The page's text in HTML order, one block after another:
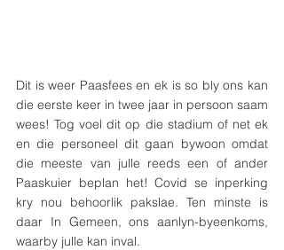
Dit is weer Paasfees en ek is so bly ons kan
die eerste keer in twee jaar in persoon saam
wees! Tog voel dit op die stadium of net ek
en die personeel dit gaan bywoon omdat
die meeste van julle reeds een of ander
Paaskuier beplan het! Covid se inperking
kry nou behoorlik pakslae. Ten minste is
daar In Gemeen, ons aanlyn-byeenkoms,
waarby julle kan inval.